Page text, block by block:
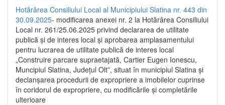
Hotărârea Consiliului Local al Municipiului Slatina nr. 443 din
30.09.2025- modificarea anexei nr. 2 la Hotărârea Consiliului
Local nr. 261/25.06.2025 privind declararea de utilitate
publică şi de interes local şi aprobarea amplasamentului
pentru lucrarea de utilitate publică de interes local
„Construire parcare supraetajată, Cartier Eugen Ionescu,
Muncipiul Slatina, Judeţul Olt”, situat în municipiul Slatina şi
declanşarea procedurii de expropriere a imobilelor cuprinse
în coridorul de expropriere, cu modificările şi completările
ulterioare